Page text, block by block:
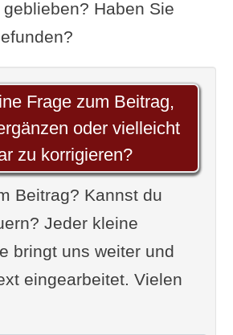
Haben Sie
Frage zum Beitrag,
oder vielleicht
zu korrigieren?
Beitrag? Kannst du
Jeder kleine
bringt uns weiter und
eingearbeitet. Vielen